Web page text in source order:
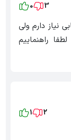
3
0
نیاز دارم ولی
راهنماییم
2
1